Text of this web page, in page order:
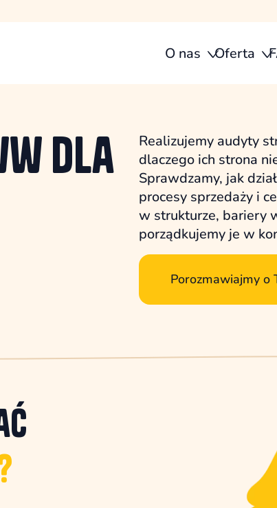
O nas Oferta
dla
Realizujemy audyty
dlaczego ich strona
Sprawdzamy, jak
procesy sprzedaży i
w strukturze, bariery
porządkujemy je w
Porozmawiajmy o